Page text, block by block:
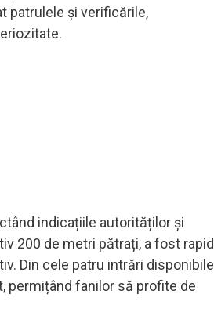
patrulele și verificările,
indicațiile autorităților și
200 de metri pătrați, a fost rapid
Din cele patru intrări disponibile
permițând fanilor să profite de